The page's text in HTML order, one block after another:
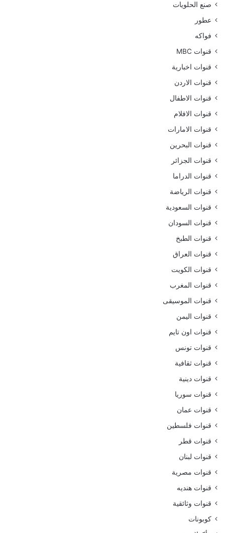
صنع الحلويات
عطور
فواكه
قنوات MBC
قنوات اخبارية
قنوات الاردن
قنوات الاطفال
قنوات الافلام
قنوات الامارات
قنوات البحرين
قنوات الجزائر
قنوات الدراما
قنوات الرياضة
قنوات السعودية
قنوات السودان
قنوات الطبخ
قنوات العراق
قنوات الكويت
قنوات المغرب
قنوات الموسيقى
قنوات اليمن
قنوات اون تايم
قنوات تونس
قنوات ثقافية
قنوات دينية
قنوات سوريا
قنوات عمان
قنوات فلسطين
قنوات قطر
قنوات لبنان
قنوات مصرية
قنوات هنديه
قنوات وثائقية
كوبونات